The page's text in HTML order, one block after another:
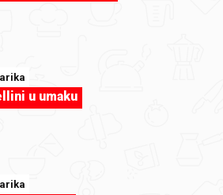
sa limetom (Lime pie
u umaku